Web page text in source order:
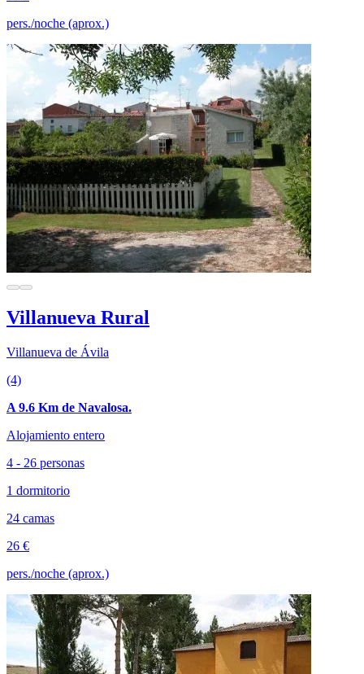
pers./noche (aprox.)
Villanueva Rural
Villanueva de Ávila
(4)
A 9.6 Km de Navalosa.
Alojamiento entero
4 - 26 personas
1 dormitorio
24 camas
26 €
pers./noche (aprox.)